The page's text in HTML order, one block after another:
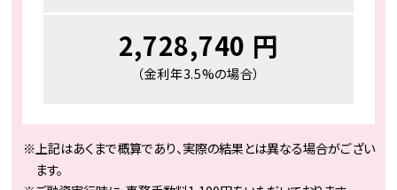
2,728,740 円
（金利年3.5%の場合）
上記はあくまで概算であり、実際の結果とは異なる場合がござい
ます。